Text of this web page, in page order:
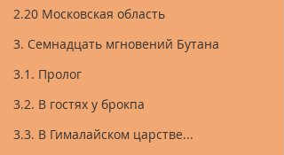
2.20 Московская область
3. Семнадцать мгновений Бутана
3.1. Пролог
3.2. В гостях у брокпа
3.3. В Гималайском царстве...